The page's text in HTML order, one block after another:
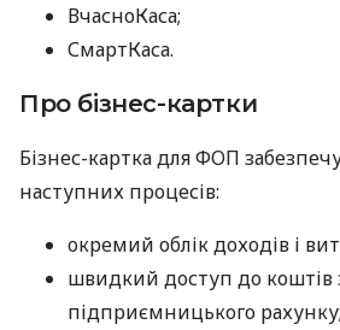
ВчасноКаса;
СмартКаса.
Про бізнес-картки
Бізнес-картка для ФОП
наступних процесів:
окремий облік доходів і
швидкий доступ до коштів
підприємницького рахунку;